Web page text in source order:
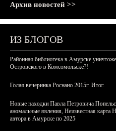
Архив новостей >>
ИЗ БЛОГОВ
Районная библиотека в Амурске
Островского в Комсомольске?!
Голая вечеринка Роснано 2015г. Итог.
Новые находки Павла Петровича
аномальные явления, Неизвестная
автора в Амурске по 2025